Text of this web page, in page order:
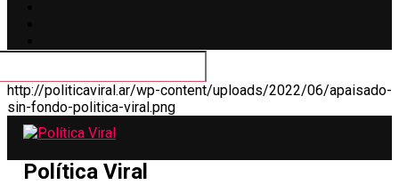
http://politicaviral.ar/wp-content/uploads/2022/06/apaisado-
sin-fondo-politica-viral.png
Política Viral